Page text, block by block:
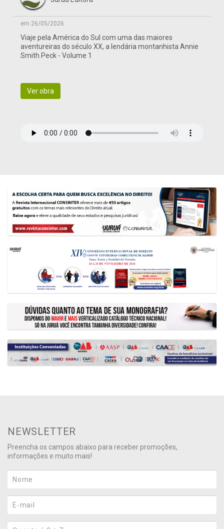
em 26/05/2026
Viaje pela América do Sul com uma das maiores
aventureiras do século XX, a lendária montanhista Annie
Smith Peck - Volume 1
Ver obra
NEWSLETTER
Preencha os campos abaixo para receber promoções,
informações e muito mais!